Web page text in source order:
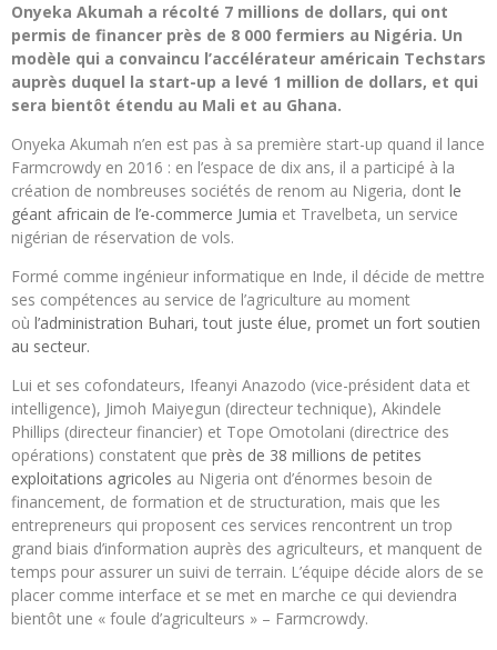
Onyeka Akumah a récolté 7 millions de dollars, qui ont
permis de financer près de 8 000 fermiers au Nigéria. Un
modèle qui a convaincu l’accélérateur américain Techstars
auprès duquel la start-up a levé 1 million de dollars, et qui
sera bientôt étendu au Mali et au Ghana.
Onyeka Akumah n’en est pas à sa première start-up quand il lance
Farmcrowdy en 2016 : en l’espace de dix ans, il a participé à la
création de nombreuses sociétés de renom au Nigeria, dont le
géant africain de l’e-commerce Jumia et Travelbeta, un service
nigérian de réservation de vols.
Formé comme ingénieur informatique en Inde, il décide de mettre
ses compétences au service de l’agriculture au moment
où l’administration Buhari, tout juste élue, promet un fort soutien
au secteur.
Lui et ses cofondateurs, Ifeanyi Anazodo (vice-président data et
intelligence), Jimoh Maiyegun (directeur technique), Akindele
Phillips (directeur financier) et Tope Omotolani (directrice des
opérations) constatent que près de 38 millions de petites
exploitations agricoles au Nigeria ont d’énormes besoin de
financement, de formation et de structuration, mais que les
entrepreneurs qui proposent ces services rencontrent un trop
grand biais d’information auprès des agriculteurs, et manquent de
temps pour assurer un suivi de terrain. L’équipe décide alors de se
placer comme interface et se met en marche ce qui deviendra
bientôt une « foule d’agriculteurs » – Farmcrowdy.